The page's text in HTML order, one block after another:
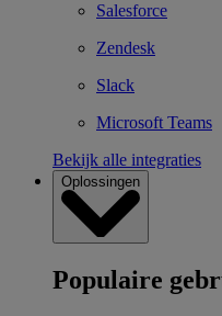
Salesforce
Zendesk
Slack
Microsoft Teams
Bekijk alle integraties
Oplossingen
Populaire